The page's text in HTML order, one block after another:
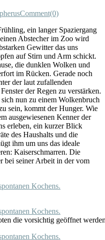
Comment(0)
ein langer Spaziergang
Abstecher im Zoo wird
Gewitter das uns
auf Stirn und Arm schickt.
die dunklen Wolken und
im Rücken. Gerade noch
der laut zufallenden
der Regen zu verstärken.
nun zu einem Wolkenbruch
sein, kommt der Hunger. Wie
ausgewiesenen Kenner der
erleben, ein kurzer Blick
des Haushalts und die
ihm um uns das ideale
Kaiserschmarren. Die
bei seiner Arbeit in der vom
die vorsichtig geöffnet